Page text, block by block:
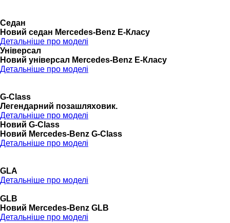
Седан
Новий седан Mercedes-Benz Е-Класу
Детальніше про моделі
Універсал
Новий універсал Mercedes-Benz E-Класу
Детальніше про моделі
G-Class
Легендарний позашляховик.
Детальніше про моделі
Новий G-Class
Новий Mercedes-Benz G-Class
Детальніше про моделі
GLA
Детальніше про моделі
GLB
Новий Mercedes-Benz GLB
Детальніше про моделі